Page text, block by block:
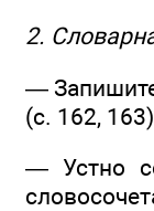
2.
—
(с. 162,
— Устно